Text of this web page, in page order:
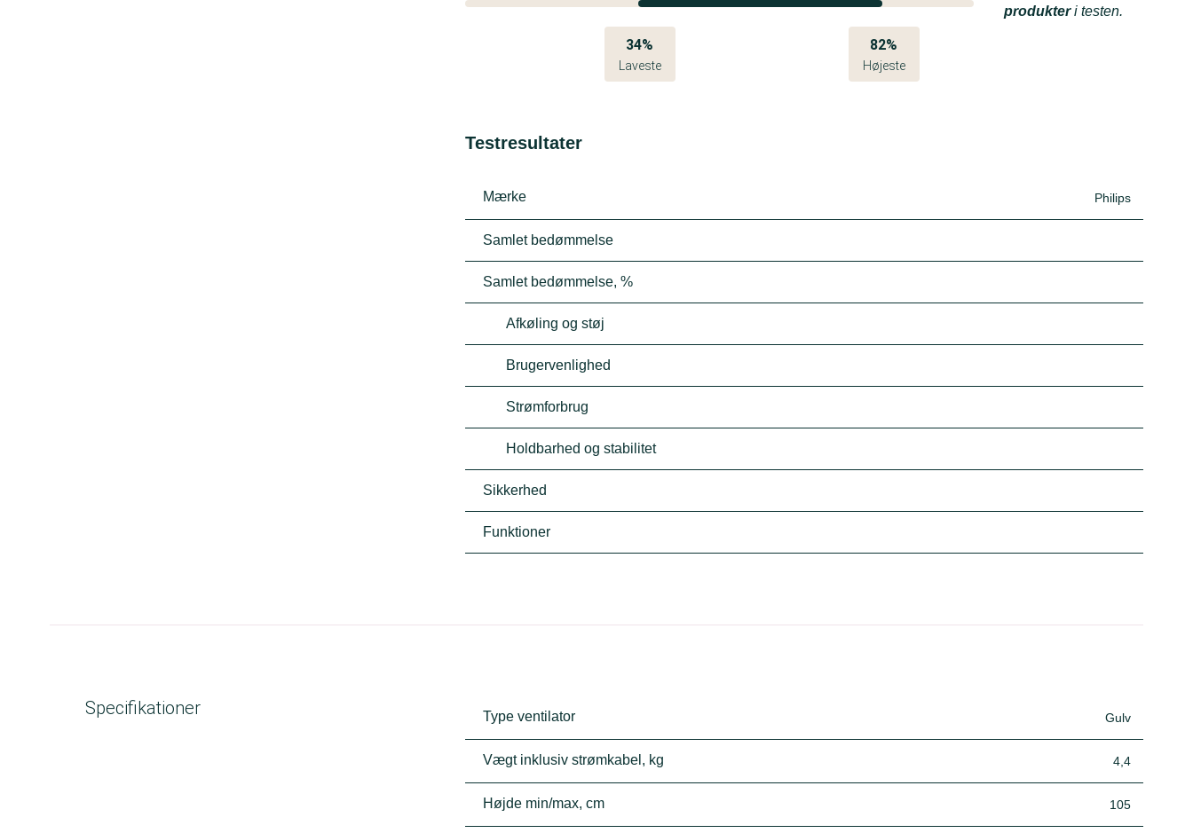
34%
Laveste
82%
Højeste
produkteri testen.
Testresultater
Mærke Philips
Samlet bedømmelse
Samlet bedømmelse, %
Afkøling og støj
Brugervenlighed
Strømforbrug
Holdbarhed og stabilitet
Sikkerhed
Funktioner
Specifikationer Type ventilator Gulv
Vægt inklusiv strømkabel, kg 4,4
Højde min/max, cm 105